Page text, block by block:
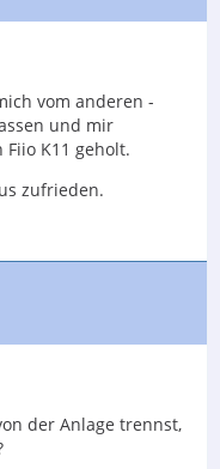
vom anderen -
und mir
K11 geholt.
zufrieden.
der Anlage trennst,